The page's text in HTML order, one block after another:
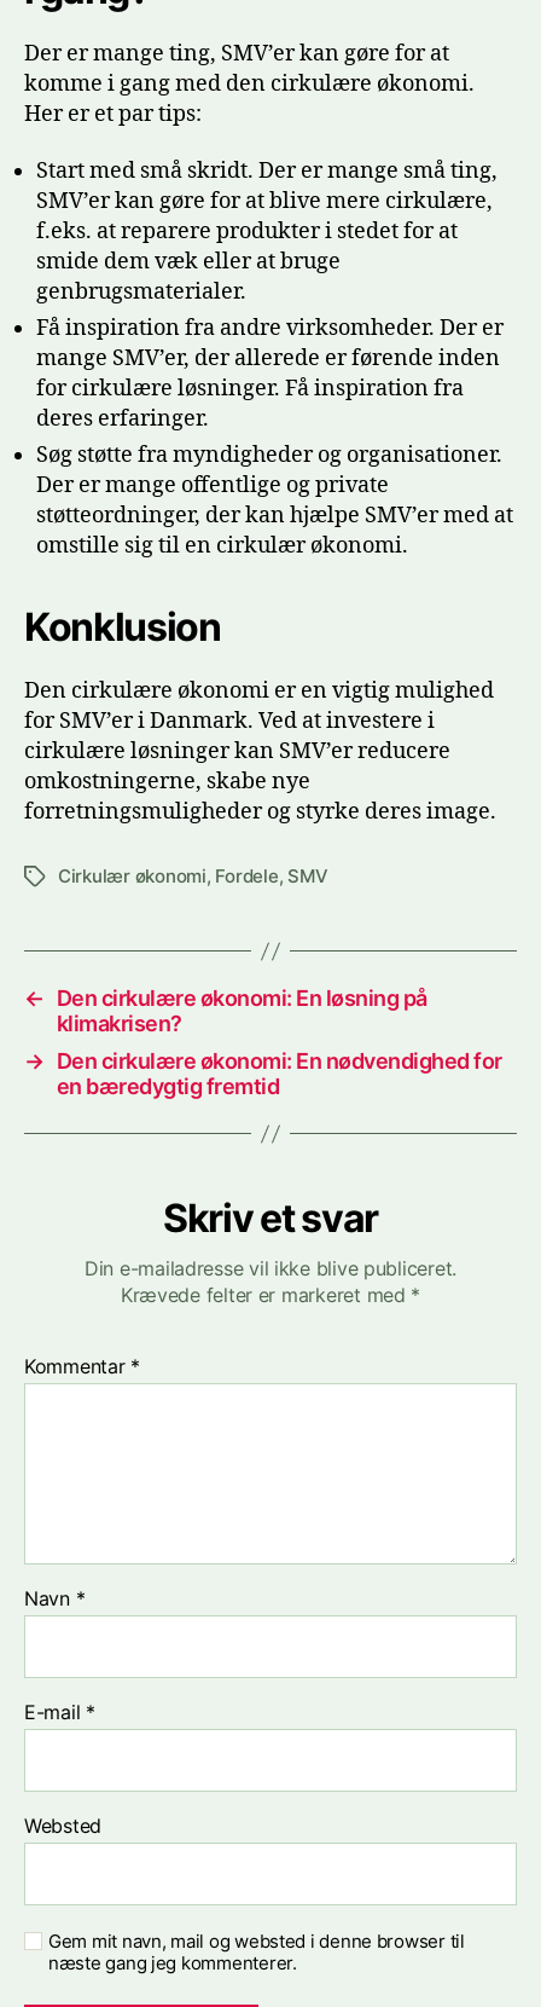
Der er mange ting, SMV’er kan gøre for at
komme i gang med den cirkulære økonomi.
Her er et par tips:
Start med små skridt. Der er mange små ting,
SMV’er kan gøre for at blive mere cirkulære,
f.eks. at reparere produkter i stedet for at
smide dem væk eller at bruge
genbrugsmaterialer.
Få inspiration fra andre virksomheder. Der er
mange SMV’er, der allerede er førende inden
for cirkulære løsninger. Få inspiration fra
deres erfaringer.
Søg støtte fra myndigheder og organisationer.
Der er mange offentlige og private
støtteordninger, der kan hjælpe SMV’er med at
omstille sig til en cirkulær økonomi.
Konklusion
Den cirkulære økonomi er en vigtig mulighed
for SMV’er i Danmark. Ved at investere i
cirkulære løsninger kan SMV’er reducere
omkostningerne, skabe nye
forretningsmuligheder og styrke deres image.
TagsCirkulær økonomi, Fordele, SMV
←
Den cirkulære økonomi: En løsning på
klimakrisen?
→ Den cirkulære økonomi: En nødvendighed for
en bæredygtig fremtid
Skriv et svar
Din e-mailadresse vil ikke blive publiceret.
Krævede felter er markeret med *
Kommentar *
Navn *
E-mail *
Websted
Gem mit navn, mail og websted i denne browser til
næste gang jeg kommenterer.